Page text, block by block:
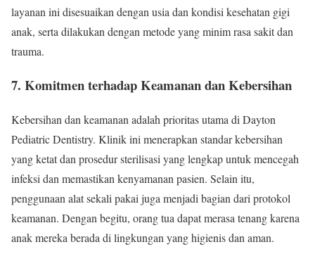
layanan ini disesuaikan dengan usia dan kondisi kesehatan gigi
anak, serta dilakukan dengan metode yang minim rasa sakit dan
trauma.
7. Komitmen terhadap Keamanan dan Kebersihan
Kebersihan dan keamanan adalah prioritas utama di Dayton
Pediatric Dentistry. Klinik ini menerapkan standar kebersihan
yang ketat dan prosedur sterilisasi yang lengkap untuk mencegah
infeksi dan memastikan kenyamanan pasien. Selain itu,
penggunaan alat sekali pakai juga menjadi bagian dari protokol
keamanan. Dengan begitu, orang tua dapat merasa tenang karena
anak mereka berada di lingkungan yang higienis dan aman.